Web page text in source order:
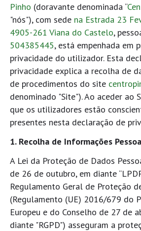
Pinho (doravante denominada “
"nós"), com sede na Estrada 23
4905-261 Viana do Castelo,
504385445, está empenhada em
privacidade do utilizador. Esta
privacidade explica a recolha de
de procedimentos do site
denominado "Site"). Ao aceder ao
que os utilizadores estão
presentes nesta declaração de
1. Recolha de Informações
A Lei da Proteção de Dados
de 26 de outubro, em diante
Regulamento Geral de Proteção
(Regulamento (UE) 2016/679 do
Europeu e do Conselho de 27 de
diante "RGPD") asseguram a